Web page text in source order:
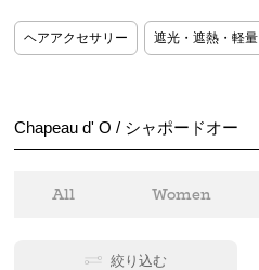
ヘアアクセサリー 遮光・遮熱・軽量
Chapeau d' O / シャポードオー
All Women
絞り込む